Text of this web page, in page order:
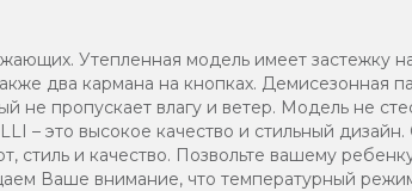
Утепленная модель имеет застежку
два кармана на кнопках. Демисезонная
не пропускает влагу и ветер. Модель не
– это высокое качество и стильный дизайн.
и качество. Позвольте вашему
Ваше внимание, что температурный